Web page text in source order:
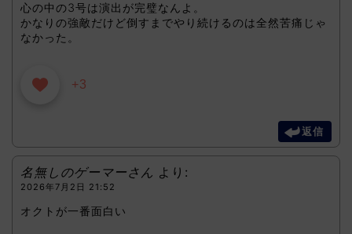
心の中の3号は演出が完璧なんよ。
かなりの強敵だけど倒すまでやり続けるのは全然苦痛じゃ
なかった。
+3
返信
名無しのゲーマーさん より:
2026年7月2日 21:52
オクトが一番面白い